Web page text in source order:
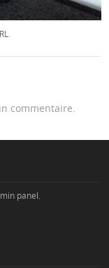
commentaire.
panel.